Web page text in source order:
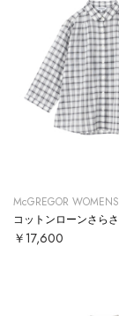
McGREGOR WOMENS
￥17,600